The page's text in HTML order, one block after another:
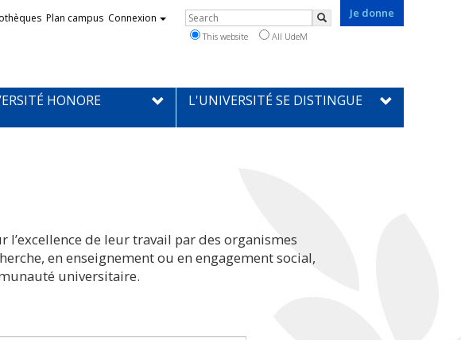
Je donne
Plan campus Connexion Rechercher
Search
This website All UdeM
HONORE L'UNIVERSITÉ SE DISTINGUE
l’excellence de leur travail par des organismes
en enseignement ou en engagement social,
universitaire.